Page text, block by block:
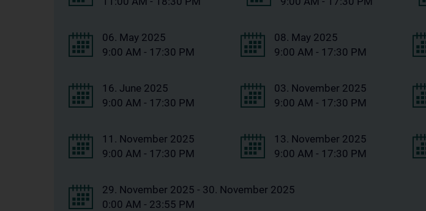
06. May 2025
9:00 AM - 17:30 PM
08. May 2025
9:00 AM - 17:30 PM
16. June 2025
9:00 AM - 17:30 PM
03. November 2025
9:00 AM - 17:30 PM
11. November 2025
9:00 AM - 17:30 PM
13. November 2025
9:00 AM - 17:30 PM
29. November 2025 - 30. November 2025
0:00 AM - 23:55 PM